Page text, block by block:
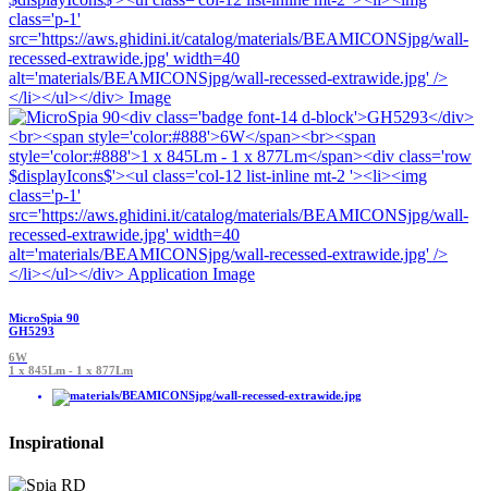
MicroSpia 90
GH5293
6W
1 x 845Lm - 1 x 877Lm
Inspirational